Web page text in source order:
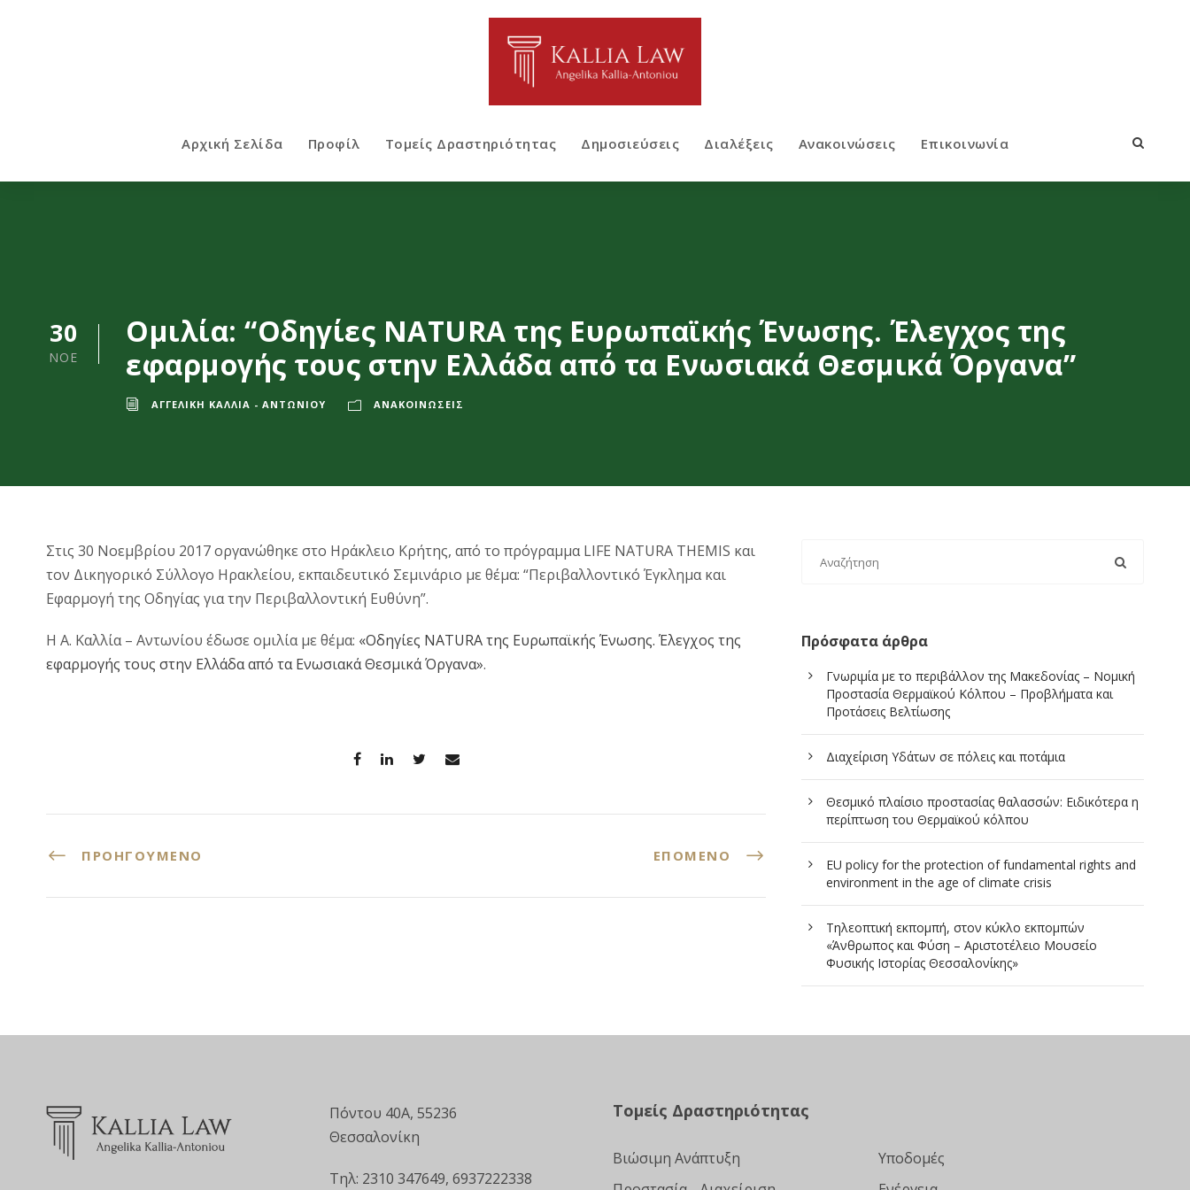
Αρχική Σελίδα Προφίλ Τομείς Δραστηριότητας Δημοσιεύσεις Διαλέξεις Ανακοινώσεις Επικοινωνία
30
ΝΟΈ
Ομιλία: “Οδηγίες NATURA της Ευρωπαϊκής Ένωσης. Έλεγχος της
εφαρμογής τους στην Ελλάδα από τα Ενωσιακά Θεσμικά Όργανα”
ΑΓΓΕΛΙΚΉ ΚΑΛΛΊΑ - ΑΝΤΩΝΊΟΥ ΑΝΑΚΟΙΝΏΣΕΙΣ
Στις 30 Νοεμβρίου 2017 οργανώθηκε στο Ηράκλειο Κρήτης, από το πρόγραμμα LIFE NATURA THEMIS και
τον Δικηγορικό Σύλλογο Ηρακλείου, εκπαιδευτικό Σεμινάριο με θέμα: “Περιβαλλοντικό Έγκλημα και
Εφαρμογή της Οδηγίας για την Περιβαλλοντική Ευθύνη”.
Η Α. Καλλία – Αντωνίου έδωσε ομιλία με θέμα: «Οδηγίες NATURA της Ευρωπαϊκής Ένωσης. Έλεγχος της
εφαρμογής τους στην Ελλάδα από τα Ενωσιακά Θεσμικά Όργανα».
ΠΡΟΗΓΟΎΜΕΝΟ ΕΠΌΜΕΝΟ
Πρόσφατα άρθρα
Γνωριμία με το περιβάλλον της Μακεδονίας – Νομική
Προστασία Θερμαϊκού Κόλπου – Προβλήματα και
Προτάσεις Βελτίωσης
Διαχείριση Υδάτων σε πόλεις και ποτάμια
Θεσμικό πλαίσιο προστασίας θαλασσών: Ειδικότερα η
περίπτωση του Θερμαϊκού κόλπου
EU policy for the protection of fundamental rights and
environment in the age of climate crisis
Τηλεοπτική εκπομπή, στον κύκλο εκπομπών
«Άνθρωπος και Φύση – Αριστοτέλειο Μουσείο
Φυσικής Ιστορίας Θεσσαλονίκης»
Πόντου 40Α, 55236
Θεσσαλονίκη
Τηλ: 2310 347649, 6937222338
Τομείς Δραστηριότητας
Βιώσιμη Ανάπτυξη
Υποδομές